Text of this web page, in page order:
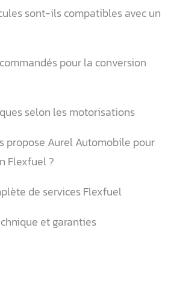
sont-ils compatibles avec un
pour la conversion
selon les motorisations
propose Aurel Automobile pour
Flexfuel ?
de services Flexfuel
et garanties